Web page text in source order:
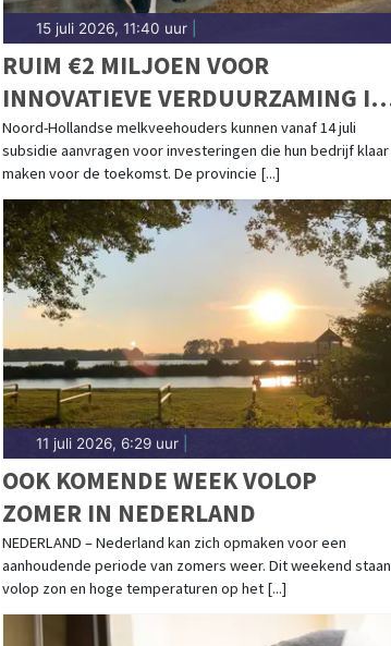
15 juli 2026, 11:40 uur|
RUIM €2 MILJOEN VOOR
INNOVATIEVE VERDUURZAMING IN
DE MELKVEEHOUDERIJ
Noord-Hollandse melkveehouders kunnen vanaf 14 juli
subsidie aanvragen voor investeringen die hun bedrijf klaar
maken voor de toekomst. De provincie [...]
11 juli 2026, 6:29 uur|
OOK KOMENDE WEEK VOLOP
ZOMER IN NEDERLAND
NEDERLAND – Nederland kan zich opmaken voor een
aanhoudende periode van zomers weer. Dit weekend staan
volop zon en hoge temperaturen op het [...]